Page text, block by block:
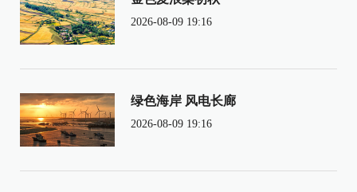
2026-08-09 19:16
绿色海岸 风电长廊
2026-08-09 19:16